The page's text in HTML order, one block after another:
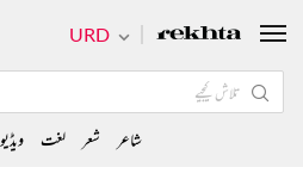
URD
شاعر شعر لغت ویڈیو